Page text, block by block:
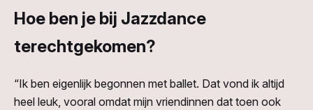
Hoe ben je bij Jazzdance
terechtgekomen?
“Ik ben eigenlijk begonnen met ballet. Dat vond ik altijd
heel leuk, vooral omdat mijn vriendinnen dat toen ook